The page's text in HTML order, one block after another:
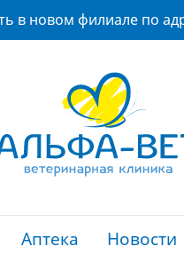
в новом филиале по
Аптека Новости